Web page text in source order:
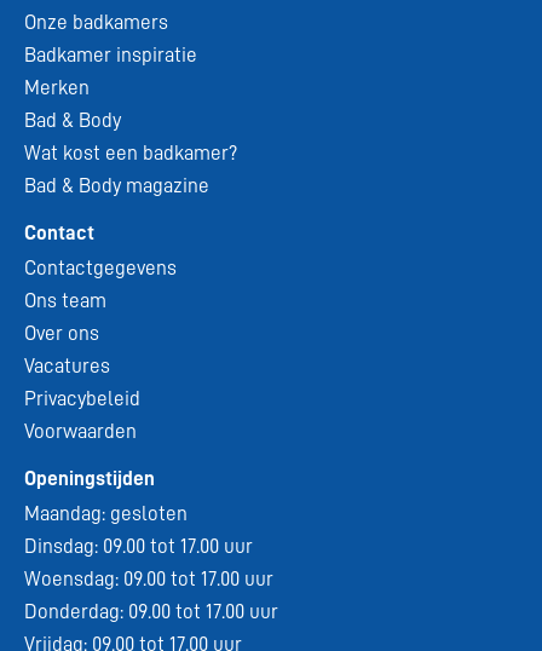
Onze badkamers
Badkamer inspiratie
Merken
Bad & Body
Wat kost een badkamer?
Bad & Body magazine
Contact
Contactgegevens
Ons team
Over ons
Vacatures
Privacybeleid
Voorwaarden
Openingstijden
Maandag: gesloten
Dinsdag: 09.00 tot 17.00 uur
Woensdag: 09.00 tot 17.00 uur
Donderdag: 09.00 tot 17.00 uur
Vrijdag: 09.00 tot 17.00 uur